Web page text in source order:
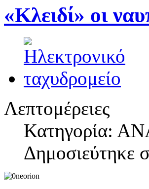
«Κλειδί» οι
Λεπτομέρειες
Κατηγορία:
Δημοσιεύτηκε